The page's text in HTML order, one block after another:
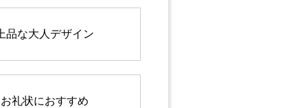
上品な大人デザイン
お礼状におすすめ